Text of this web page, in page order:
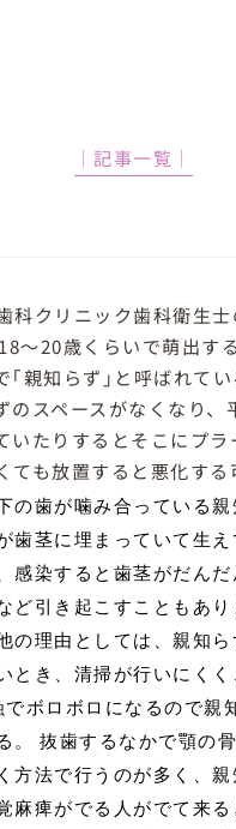
│記事一覧│
クリニック歯科衛生
〜20歳くらいで萌出す
親知らず｣と呼ばれて
スペースがなくなり
たりするとそこにプ
も放置すると悪化する
の歯が噛み合っている
歯茎に埋まっていて生
感染すると歯茎がだん
ど引き起こすこともあ
の理由としては、親知ら
とき、清掃が行いにくく
でボロボロになるので親
。
抜歯するなかで顎の
方法で行うのが多く、
麻痺がでる人がでて来